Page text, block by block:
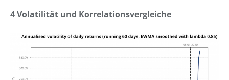
4 Volatilität und Korrelationsvergleiche